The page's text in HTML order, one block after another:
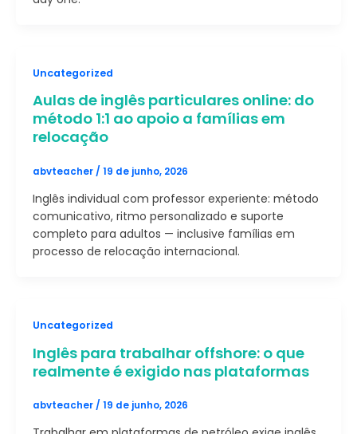
Uncategorized
Aulas de inglês particulares online: do
método 1:1 ao apoio a famílias em
relocação
abvteacher / 19 de junho, 2026
Inglês individual com professor experiente: método
comunicativo, ritmo personalizado e suporte
completo para adultos — inclusive famílias em
processo de relocação internacional.
Uncategorized
Inglês para trabalhar offshore: o que
realmente é exigido nas plataformas
abvteacher/ 19 de junho, 2026